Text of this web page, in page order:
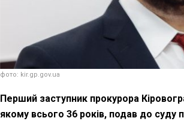
фото: kir.gp.gov.ua
Перший заступник прокурора
якому всього 36 років, подав до